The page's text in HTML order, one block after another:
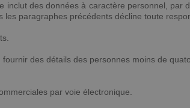
inclut des données à caractère personnel,
les paragraphes précédents décline toute
des détails des personnes moins de
par voie électronique.